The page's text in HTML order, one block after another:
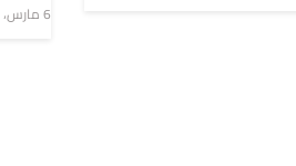
نُشر
6 مارس، 2025